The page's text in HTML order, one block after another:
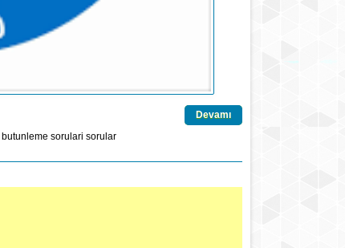
Devamı
butunleme sorulari sorular